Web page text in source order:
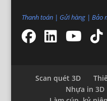
Thanh toán| Gửi hàng| Bảo
Scan quét 3D
Nhựa in 3D